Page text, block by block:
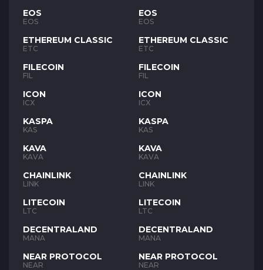
EOS
EOS
ETHEREUM CLASSIC
ETC
FILECOIN
FIL
ICON
ICX
KASPA
KAS
KAVA
KAVA
CHAINLINK
LINK
LITECOIN
LTC
DECENTRALAND
MANA
NEAR PROTOCOL
NEAR
EOS
EOS
ETHEREUM CLASSIC
ETC
FILECOIN
FIL
ICON
ICX
KASPA
KAS
KAVA
KAVA
CHAINLINK
LINK
LITECOIN
LTC
DECENTRALAND
MANA
NEAR PROTOCOL
NEAR